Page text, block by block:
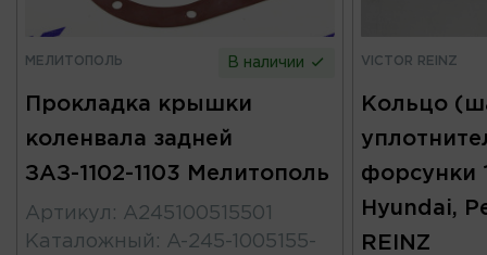
МЕЛИТОПОЛЬ В наличии
Прокладка крышки
коленвала задней
ЗАЗ-1102-1103 Мелитополь
Артикул : A245100515501
Каталожный : A-245-1005155-
VICTOR REINZ
Кольцо
форсунки
Hyundai,
REINZ